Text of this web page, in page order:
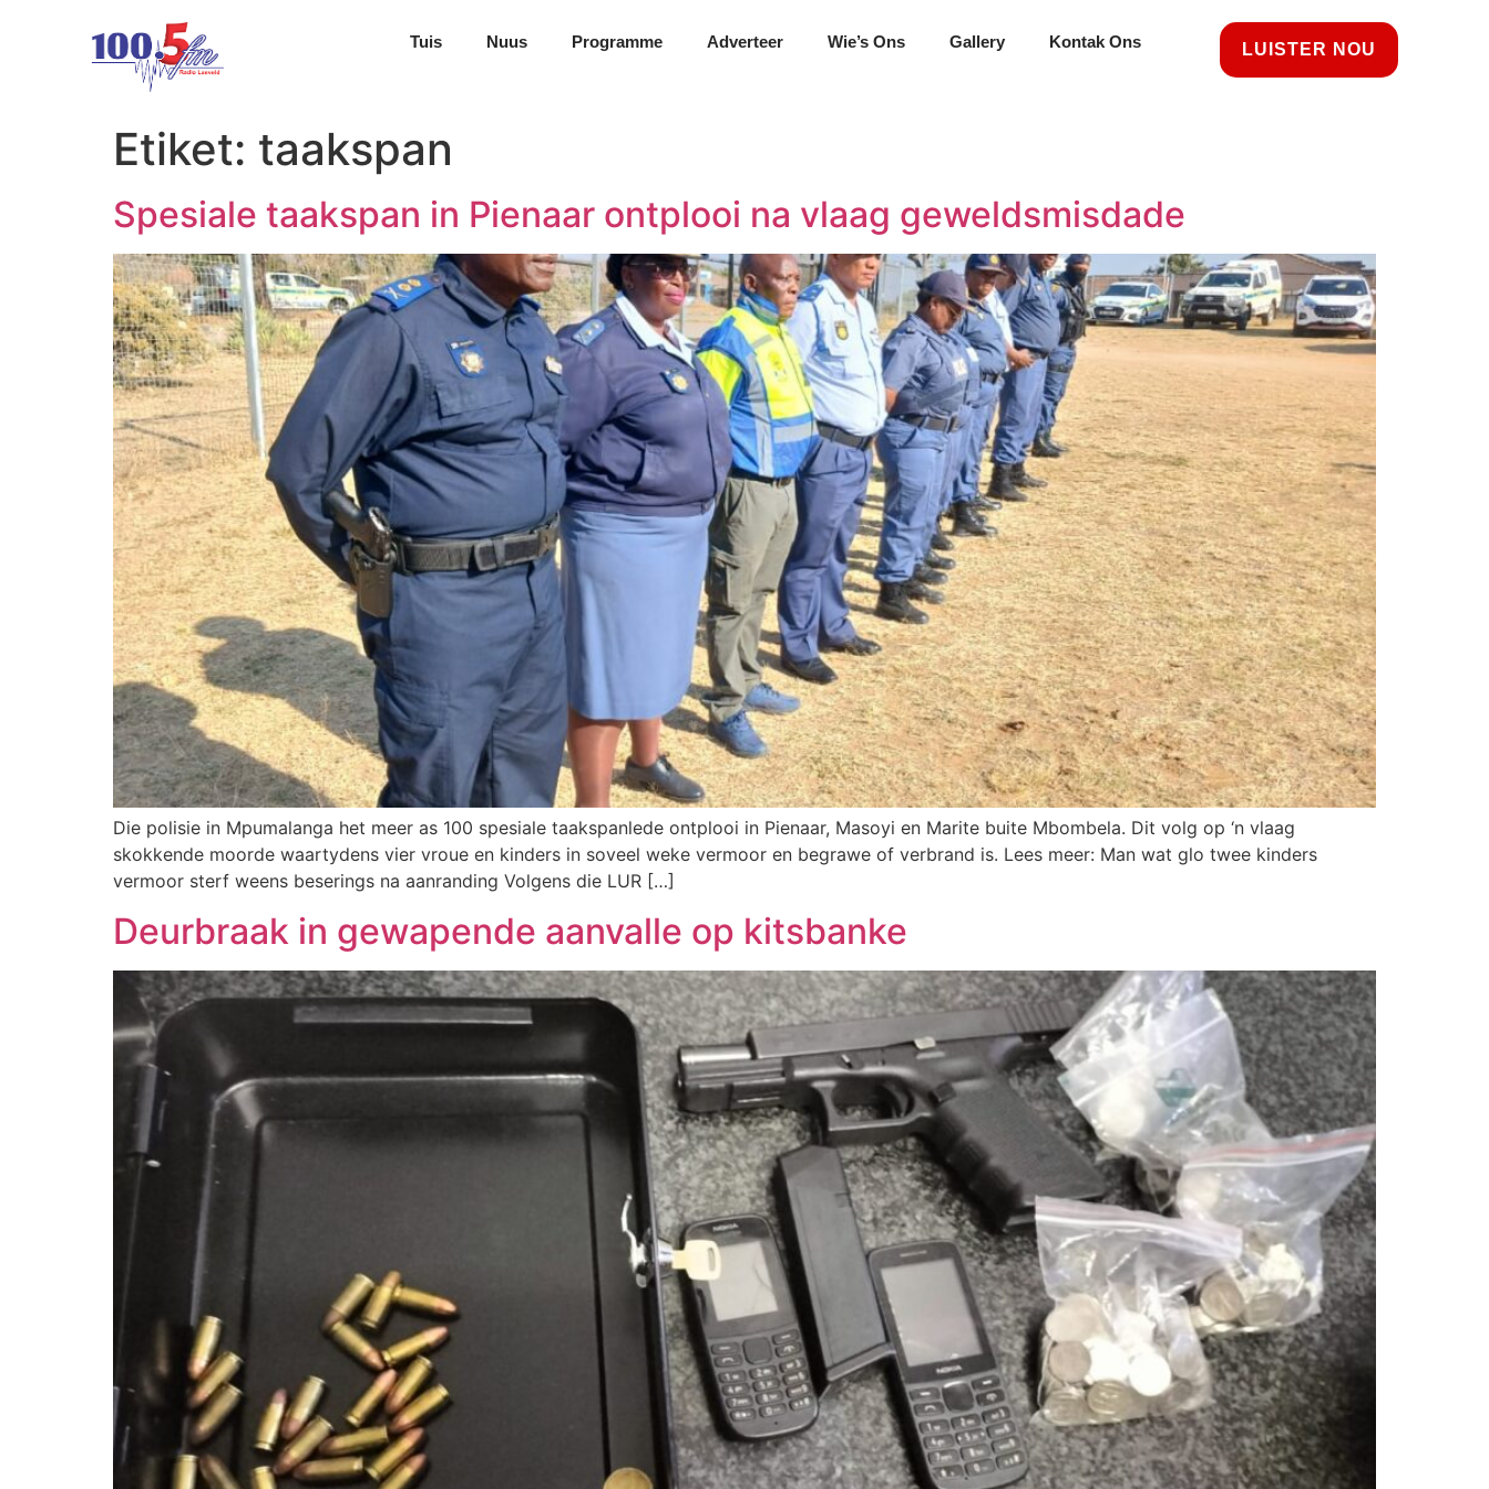
Tuis Nuus Programme Adverteer Wie’s Ons Gallery Kontak Ons LUISTER NOU
Etiket: taakspan
Spesiale taakspan in Pienaar ontplooi na vlaag geweldsmisdade
Die polisie in Mpumalanga het meer as 100 spesiale taakspanlede ontplooi in Pienaar, Masoyi en Marite buite Mbombela. Dit volg op ‘n vlaag
skokkende moorde waartydens vier vroue en kinders in soveel weke vermoor en begrawe of verbrand is. Lees meer: Man wat glo twee kinders
vermoor sterf weens beserings na aanranding Volgens die LUR […]
Deurbraak in gewapende aanvalle op kitsbanke